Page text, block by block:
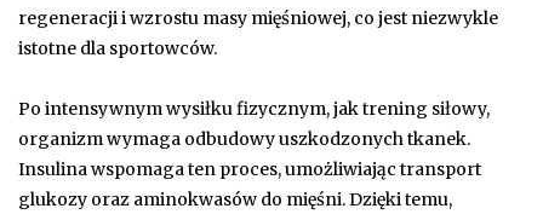
regeneracji i wzrostu masy mięśniowej, co jest niezwykle
istotne dla sportowców.
Po intensywnym wysiłku fizycznym, jak trening siłowy,
organizm wymaga odbudowy uszkodzonych tkanek.
Insulina wspomaga ten proces, umożliwiając transport
glukozy oraz aminokwasów do mięśni. Dzięki temu,